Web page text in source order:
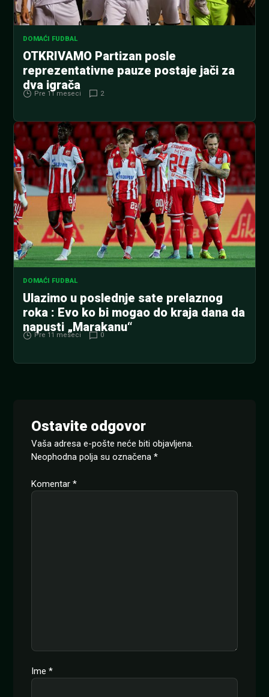
DOMAĆI FUDBAL
OTKRIVAMO Partizan posle
reprezentativne pauze postaje jači za
dva igrača
Pre 11 meseci 2
DOMAĆI FUDBAL
Ulazimo u poslednje sate prelaznog
roka : Evo ko bi mogao do kraja dana da
napusti „Marakanu“
Pre 11 meseci 0
Ostavite odgovor
Vaša adresa e-pošte neće biti objavljena.
Neophodna polja su označena *
Komentar *
Ime *